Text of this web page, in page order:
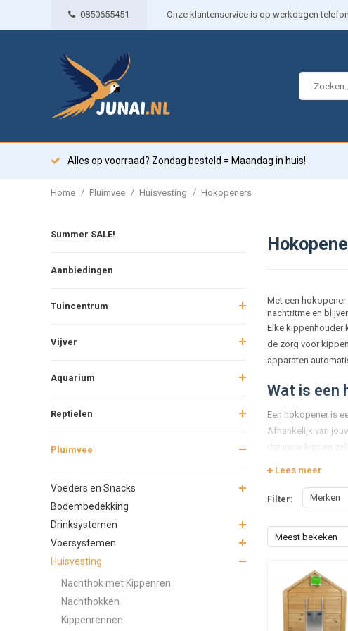
0850655451 Onze klantenservice is op werkdagen
Alles op voorraad? Zondag besteld = Maandag in huis!
Home / Pluimvee / Huisvesting / Hokopeners
Summer SALE!
Aanbiedingen
Tuincentrum
Vijver
Aquarium
Reptielen
Pluimvee
Voeders en Snacks
Bodembedekking
Drinksystemen
Voersystemen
Huisvesting
Nachthok met Kippenren
Nachthokken
Kippenrennen
Met een
nachtritme en
Elke kippenhouder
de zorg voor
apparaten
Wat is een
Een hokopener is
Afhankelijk van
dat jouw kippen
De
1. Meer
Met een
voor jou en een
2.
Roofdieren zoals
dus geen zorgen
Lees meer
Filter: Merken
Meest bekeken